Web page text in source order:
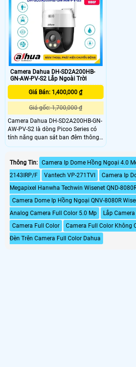
nét và màu sắc tự nhiên. Với độ sắc
nét cao Ultra 4k lite, Camera này
cung cấp độ chi tiết tốt nhất
Camera Dahua DH-SD2A200HB-
GN-AW-PV-S2 Lắp Ngoài Trời
Giá Bán: 1,400,000 ₫
Giá gốc: 1,700,000 ₫
Camera Dahua DH-SD2A200HB-GN-
AW-PV-S2 là dòng Picoo Series có
tính năng quan sát ban đêm thông
qua các đèn hồng ngoại thông minh
điều kiện ánh sáng yếu hoặc tối.
Camera Dahua DH-SD2A200HB-GN-
AW-PV-S2 được thiết kế để sử dụng
trong nhà và ngoài trời với khả năng
chống thời tiết, chống nước, bụi, chịu
được các điều kiện thời tiết khắc
nghiệt
Thông Tin: Camera Ip Dome Hồng Ngoại 4.0
2143IRP/F
Vantech VP-271TVI
Camera Ip
Megapixel Hanwha Techwin Wisenet QND-
Camera Dome Ip Hồng Ngoại QNV-8080R
Analog Camera Full Color 5.0 Mp
Lắp
Camera Full Color
Camera Full Color Không
Đèn Trên Camera Full Color Dahua